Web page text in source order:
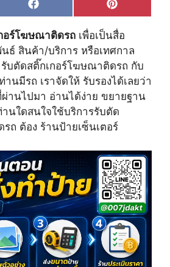
Share
on
F
a
e
b
o
o
k
Share
on
P
i
n
t
e
e
s
t
อร์โฆษณาติดรถ เพื่อเป็นสื่อ
ธ์ สินค้า/บริการ หรือเทศกาล
รับตัดสติ๊กเกอร์โฆษณาติดรถ กับ
นมีรถ เราจัดให้ รับรองได้เลยว่า
ผ่านไปมา อ่านได้ง่าย ขยายฐาน
นใดสนใจใช้บริการรับตัด
ถ ต้อง ร้านป้ายเซ็นเตอร์